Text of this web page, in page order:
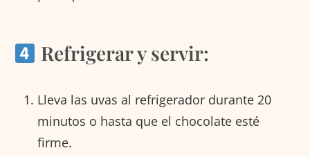
Refrigerar y servir:
Lleva las uvas al refrigerador durante 20
minutos o hasta que el chocolate esté
firme.